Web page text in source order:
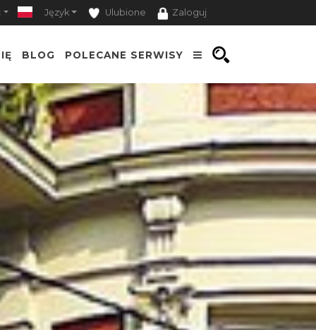
Język Ulubione Zaloguj
BLOG POLECANE SERWISY